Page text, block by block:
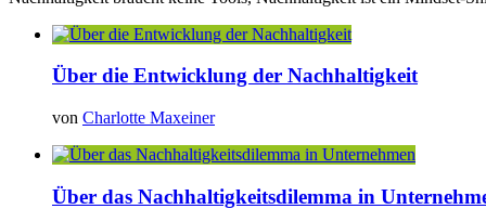
Über die Entwicklung der Nachhaltigkeit
von Charlotte Maxeiner
Über das Nachhaltigkeitsdilemma in